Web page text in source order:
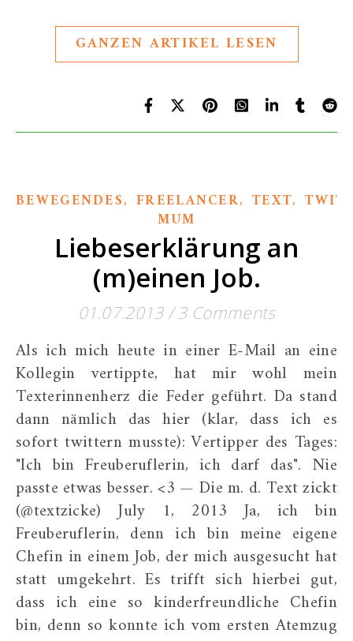
GANZEN ARTIKEL LESEN
BEWEGENDES, FREELANCER, TEXT,
MUM
Liebeserklärung an
(m)einen Job.
01.07.2013/ 3 Comments
Als ich mich heute in einer E-Mail an eine
Kollegin vertippte, hat mir wohl mein
Texterinnenherz die Feder geführt. Da stand
dann nämlich das hier (klar, dass ich es
sofort twittern musste): Vertipper des Tages:
"Ich bin Freuberuflerin, ich darf das". Nie
passte etwas besser. <3 — Die m. d. Text zickt
(@textzicke) July 1, 2013 Ja, ich bin
Freuberuflerin, denn ich bin meine eigene
Chefin in einem Job, der mich ausgesucht hat
statt umgekehrt. Es trifft sich hierbei gut,
dass ich eine so kinderfreundliche Chefin
bin, denn so konnte ich vom ersten Atemzug